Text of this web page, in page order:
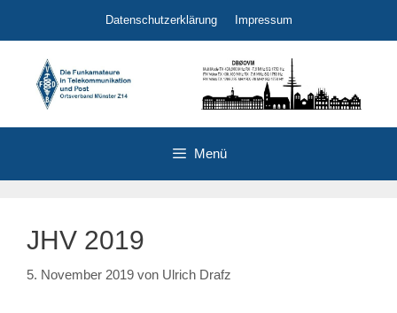
springen
Datenschutzerklärung Impressum
Menü
JHV 2019
5. November 2019 von Ulrich Drafz